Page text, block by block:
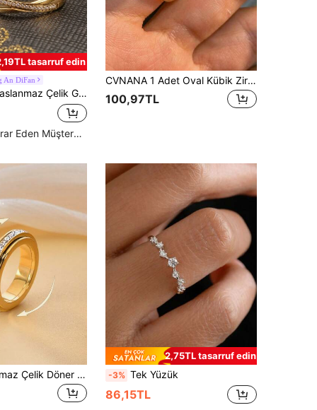
tasarruf edin
An DiFan
Boş Tasarımlı, 18K Altın Renginde Zarif Kavisli Kübik Zirkonyalı, Kadın Günlük Kullanım İçin
Yüksek Tekrar Eden Müşteriler
CVNANA 1 Adet Oval Kübik Zirkonyalı Kadın Nişan Yüzüğü, Düğün Yüzüğü, Söz Yüzüğü, Sonsuzluk Yüzüğü, Zarif Takı, Sevgililer Günü ve Anneler Günü Hediyesi
100,97TL
1 Adet Paslanmaz Çelik Döner Çift Halkalı Kare Zirkonyalı Şans Spinner Yüzük
2,75TL tasarruf edin
-3% Tek Yüzük
86,15TL